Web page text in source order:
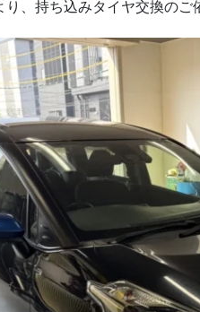
り、持ち込みタイヤ交換のご